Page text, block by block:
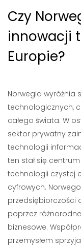
Czy
innowacji
Europie?
Norwegia wyróżnia
technologicznych,
całego świata. W
sektor prywatny
technologii
ten stał się
technologii czystej
cyfrowych.
przedsiębiorczości
poprzez
biznesowe.
przemysłem